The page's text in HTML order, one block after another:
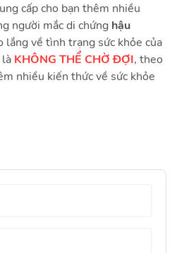
cấp cho bạn thêm nhiều
người mắc di chứng hậu
lắng về tình trạng sức khỏe của
là KHÔNG THỂ CHỜ ĐỢI, theo
nhiều kiến thức về sức khỏe